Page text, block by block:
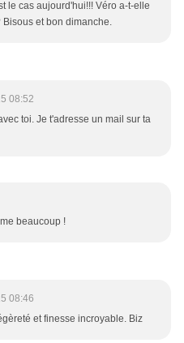
le cas aujourd'hui!!! Véro a-t-elle
et bon dimanche.
08:52
toi. Je t'adresse un mail sur ta
beaucoup !
08:46
et finesse incroyable. Biz